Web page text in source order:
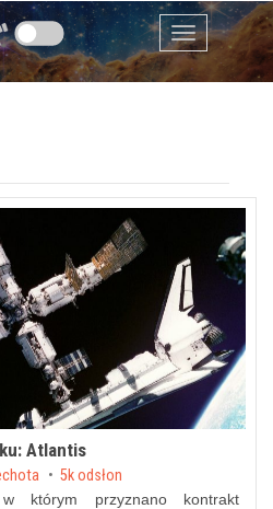
Menu
Atlantis
5k odsłon
którym przyznano kontrakt